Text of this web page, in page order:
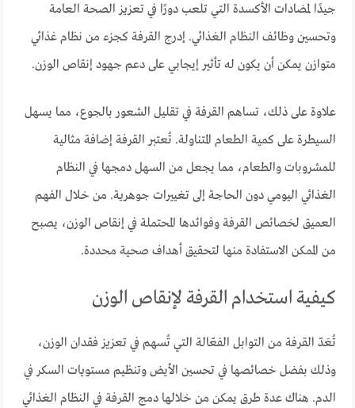
جيدًا لمضادات الأكسدة التي تلعب دورًا في تعزيز الصحة العامة
وتحسين وظائف النظام الغذائي. إدرج القرفة كجزء من نظام غذائي
متوازن يمكن أن يكون له تأثير إيجابي على دعم جهود إنقاص الوزن.
علاوة على ذلك، تساهم القرفة في تقليل الشعور بالجوع، مما يسهل
السيطرة على كمية الطعام المتناولة. تُعتبر القرفة إضافة مثالية
للمشروبات والطعام، مما يجعل من السهل دمجها في النظام
الغذائي اليومي دون الحاجة إلى تغييرات جوهرية. من خلال الفهم
العميق لخصائص القرفة وفوائدها المحتملة في إنقاص الوزن، يصبح
من الممكن الاستفادة منها لتحقيق أهداف صحية محددة.
كيفية استخدام القرفة لإنقاص الوزن
تُعَدّ القرفة من التوابل الفعّالة التي تُسهم في تعزيز فقدان الوزن،
وذلك بفضل خصائصها في تحسين الأيض وتنظيم مستويات السكر في
الدم. هناك عدة طرق يمكن من خلالها دمج القرفة في النظام الغذائي